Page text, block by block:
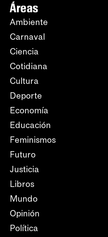
Áreas
Ambiente
Carnaval
Ciencia
Cotidiana
Cultura
Deporte
Economía
Educación
Feminismos
Futuro
Justicia
Libros
Mundo
Opinión
Política